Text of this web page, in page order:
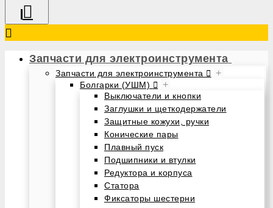
Запчасти для электроинструмента
Запчасти для электроинструмента +
Болгарки (УШМ) +
Выключатели и кнопки
Заглушки и щеткодержатели
Защитные кожухи, ручки
Конические пары
Плавный пуск
Подшипники и втулки
Редуктора и корпуса
Статора
Фиксаторы шестерни